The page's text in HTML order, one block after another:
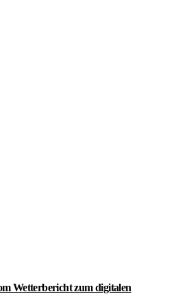
Wetterbericht zum digitalen